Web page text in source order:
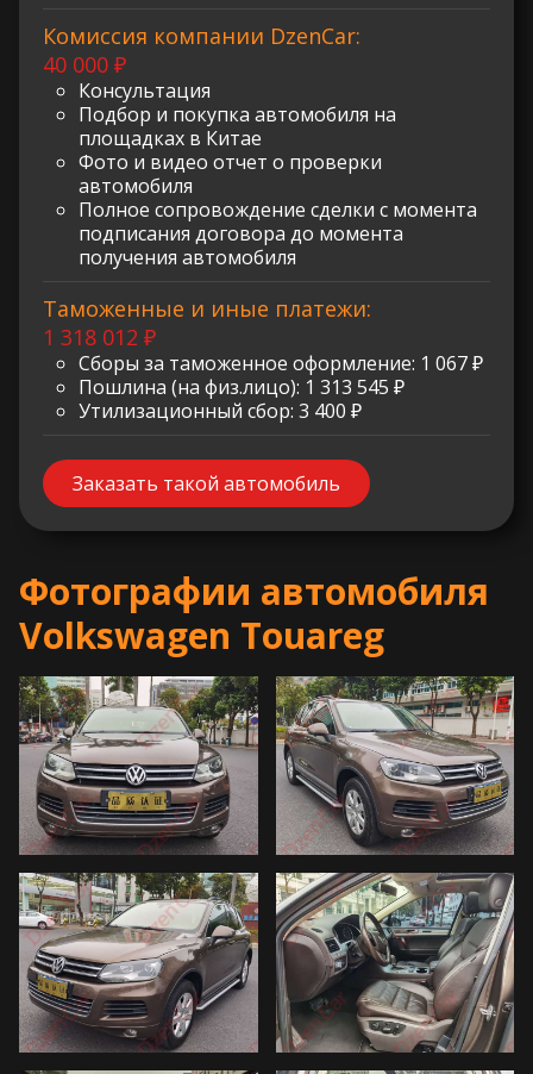
Комиссия компании DzenCar:
40 000 ₽
Консультация
Подбор и покупка автомобиля на
площадках в Китае
Фото и видео отчет о проверки
автомобиля
Полное сопровождение сделки с момента
подписания договора до момента
получения автомобиля
Таможенные и иные платежи:
1 318 012 ₽
Сборы за таможенное оформление: 1 067 ₽
Пошлина (на физ.лицо): 1 313 545 ₽
Утилизационный сбор: 3 400 ₽
Заказать такой автомобиль
Фотографии автомобиля
Volkswagen Touareg